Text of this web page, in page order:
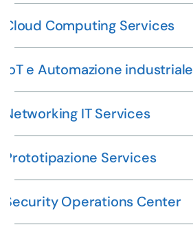
Cloud Computing Services
ioT e Automazione industriale
Networking IT Services
Prototipazione Services
Security Operations Center